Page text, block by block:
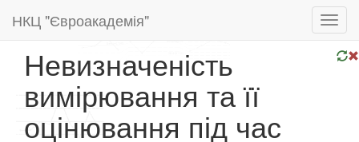
НКЦ "Євроакадемія"
Невизначеність
вимірювання та її
оцінювання під час